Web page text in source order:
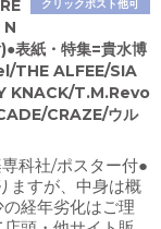
クリックポスト他可
表紙・特集=貴水博
THE ALFEE/SIA
KNACK/T.M.Revo
CRAZE/ウル
科社/ポスター付●
ますが、中身は概
経年劣化はご理